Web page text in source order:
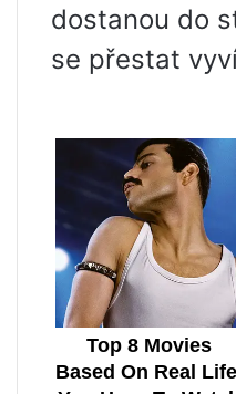
dostanou do
se přestat